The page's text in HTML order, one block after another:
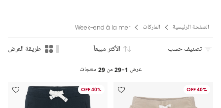
الصفحة الرئيسية الماركات Week-end à la mer
تصنيف حسب الأكثر مبيعاً طريقة العرض
عرض 1-29 من 29 منتجات
40% OFF
40% OFF